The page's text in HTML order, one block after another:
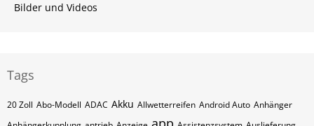
Bilder und Videos
Tags
20 Zoll Abo-Modell ADAC Akku Allwetterreifen Android Auto Anhänger